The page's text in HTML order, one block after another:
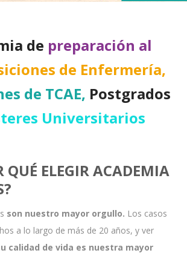
de preparación al
de Enfermería,
de TCAE, Postgrados
Universitarios
QUÉ ELEGIR ACADEMIA
son nuestro mayor orgullo. Los casos
a lo largo de más de 20 años, y ver
calidad de vida es nuestra mayor